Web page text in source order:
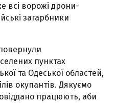
всі ворожі дрони-
загарбники
пунктах
та Одеської областей,
окупантів. Дякуємо
працюють, аби